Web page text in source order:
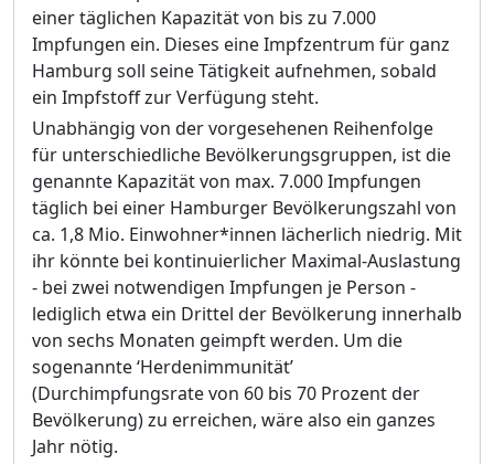
einer täglichen Kapazität von bis zu 7.000
Impfungen ein. Dieses eine Impfzentrum für ganz
Hamburg soll seine Tätigkeit aufnehmen, sobald
ein Impfstoff zur Verfügung steht.
Unabhängig von der vorgesehenen Reihenfolge
für unterschiedliche Bevölkerungsgruppen, ist die
genannte Kapazität von max. 7.000 Impfungen
täglich bei einer Hamburger Bevölkerungszahl von
ca. 1,8 Mio. Einwohner*innen lächerlich niedrig. Mit
ihr könnte bei kontinuierlicher Maximal-Auslastung
- bei zwei notwendigen Impfungen je Person -
lediglich etwa ein Drittel der Bevölkerung innerhalb
von sechs Monaten geimpft werden. Um die
sogenannte ‘Herdenimmunität’
(Durchimpfungsrate von 60 bis 70 Prozent der
Bevölkerung) zu erreichen, wäre also ein ganzes
Jahr nötig.